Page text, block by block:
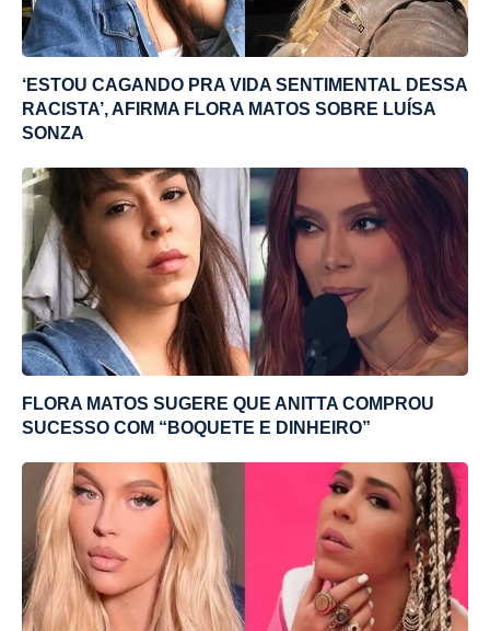
‘ESTOU CAGANDO PRA VIDA SENTIMENTAL DESSA
RACISTA’, AFIRMA FLORA MATOS SOBRE LUÍSA
SONZA
FLORA MATOS SUGERE QUE ANITTA COMPROU
SUCESSO COM “BOQUETE E DINHEIRO”